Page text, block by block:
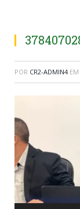
POR CR2-ADMIN4 EM
de
vídeo